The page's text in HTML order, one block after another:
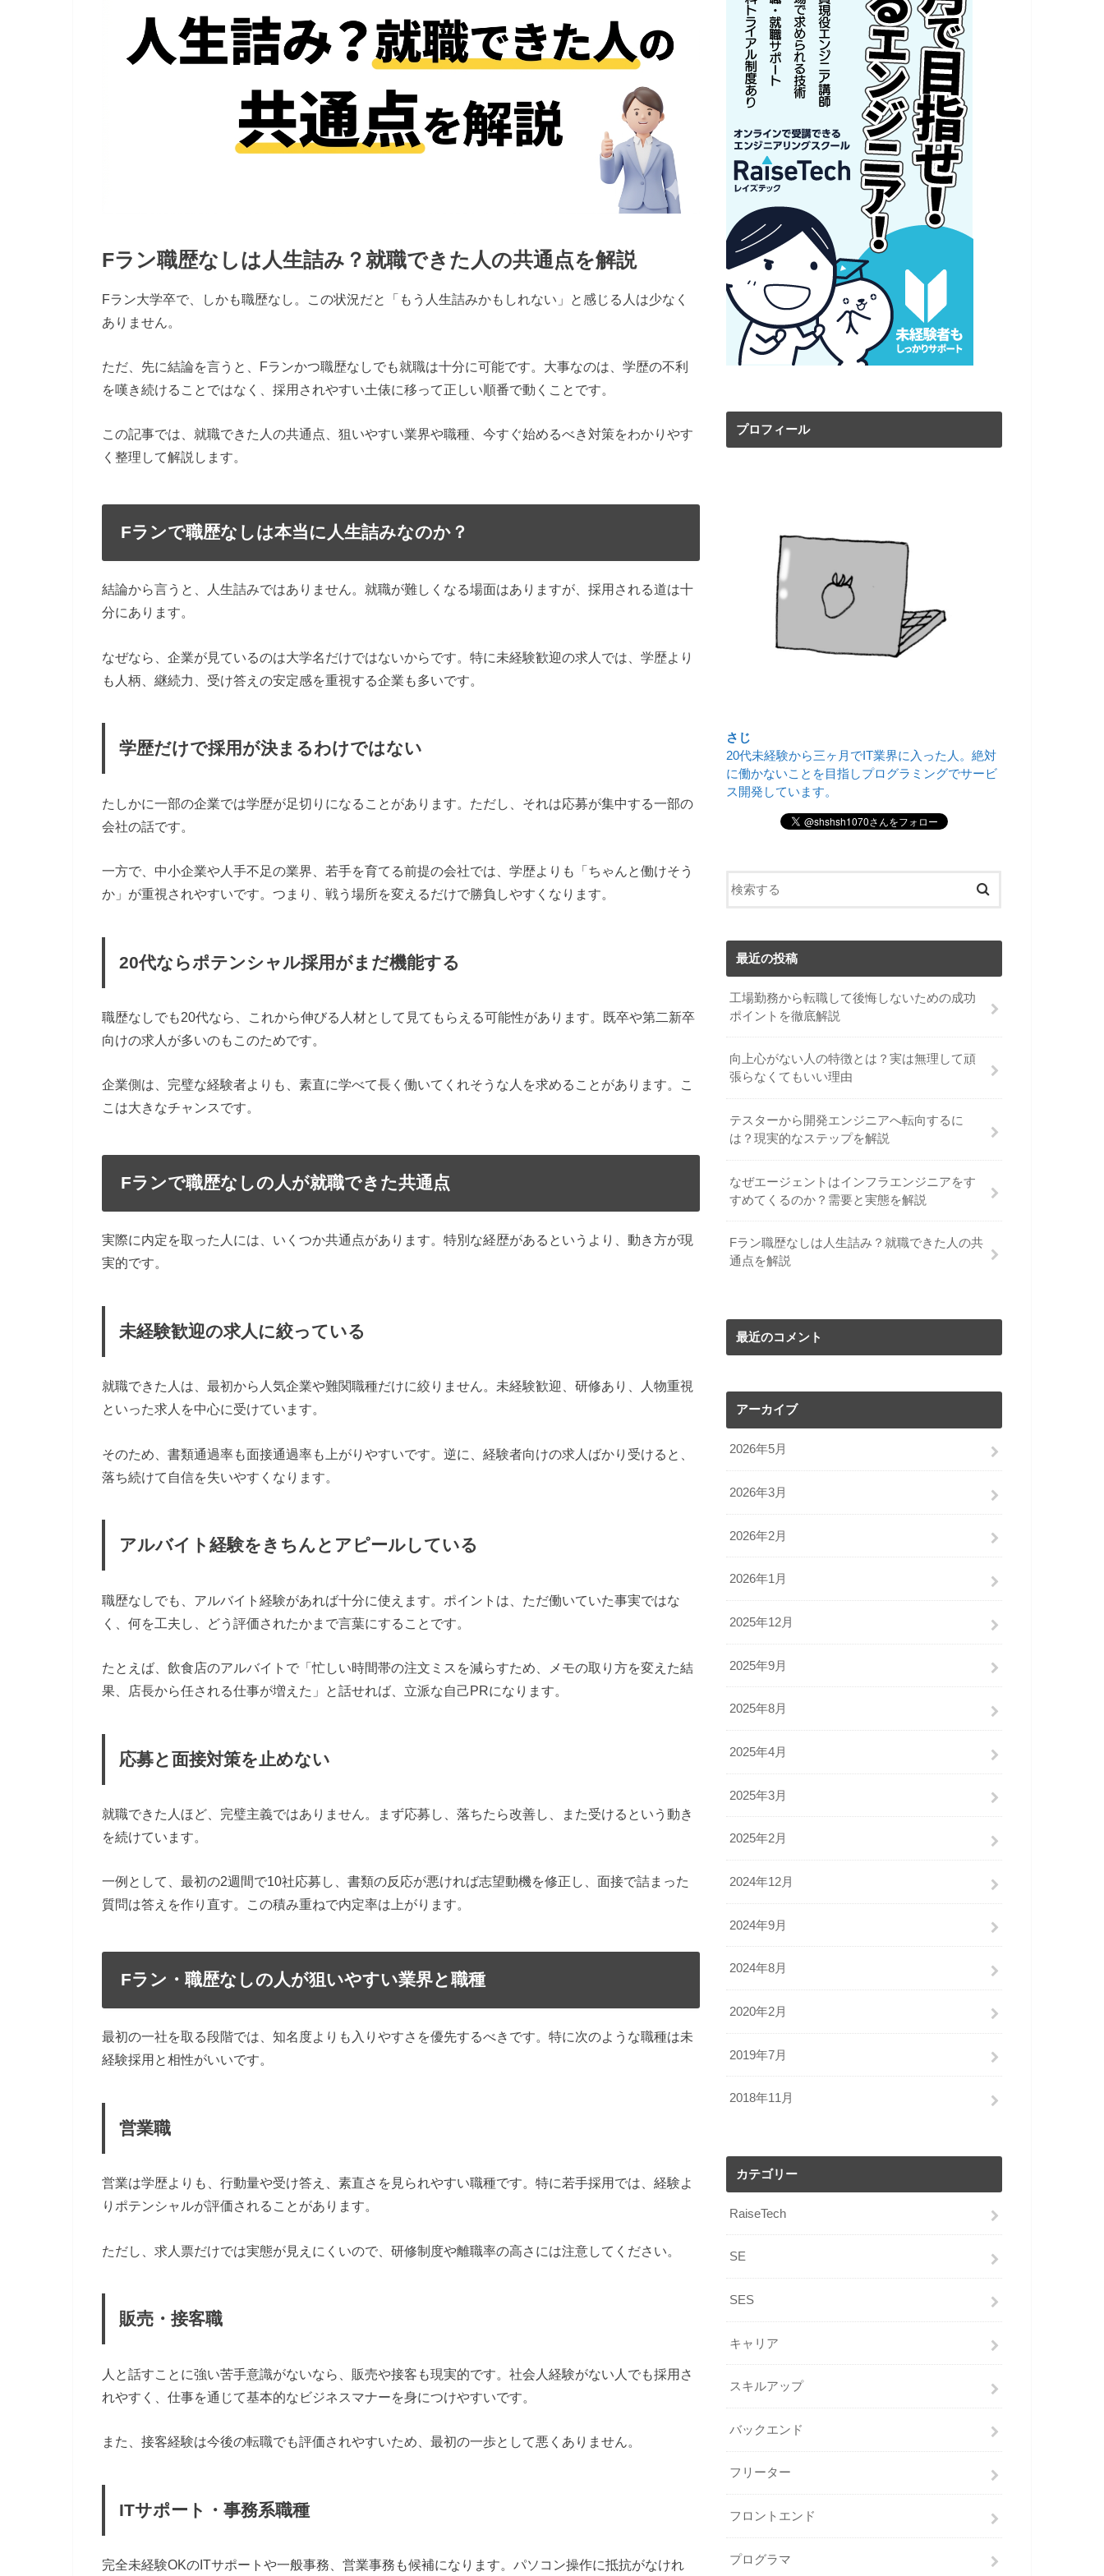
Fラン職歴なしは人生詰み？就職できた人の共通点を解説
Fラン大学卒で、しかも職歴なし。この状況だと「もう人生詰みかもしれない」と感じる人は少なく
ありません。
ただ、先に結論を言うと、Fランかつ職歴なしでも就職は十分に可能です。大事なのは、学歴の不利
を嘆き続けることではなく、採用されやすい土俵に移って正しい順番で動くことです。
この記事では、就職できた人の共通点、狙いやすい業界や職種、今すぐ始めるべき対策をわかりやす
く整理して解説します。
Fランで職歴なしは本当に人生詰みなのか？
結論から言うと、人生詰みではありません。就職が難しくなる場面はありますが、採用される道は十
分にあります。
なぜなら、企業が見ているのは大学名だけではないからです。特に未経験歓迎の求人では、学歴より
も人柄、継続力、受け答えの安定感を重視する企業も多いです。
学歴だけで採用が決まるわけではない
たしかに一部の企業では学歴が足切りになることがあります。ただし、それは応募が集中する一部の
会社の話です。
一方で、中小企業や人手不足の業界、若手を育てる前提の会社では、学歴よりも「ちゃんと働けそう
か」が重視されやすいです。つまり、戦う場所を変えるだけで勝負しやすくなります。
20代ならポテンシャル採用がまだ機能する
職歴なしでも20代なら、これから伸びる人材として見てもらえる可能性があります。既卒や第二新卒
向けの求人が多いのもこのためです。
企業側は、完璧な経験者よりも、素直に学べて長く働いてくれそうな人を求めることがあります。こ
こは大きなチャンスです。
Fランで職歴なしの人が就職できた共通点
実際に内定を取った人には、いくつか共通点があります。特別な経歴があるというより、動き方が現
実的です。
未経験歓迎の求人に絞っている
就職できた人は、最初から人気企業や難関職種だけに絞りません。未経験歓迎、研修あり、人物重視
といった求人を中心に受けています。
そのため、書類通過率も面接通過率も上がりやすいです。逆に、経験者向けの求人ばかり受けると、
落ち続けて自信を失いやすくなります。
アルバイト経験をきちんとアピールしている
職歴なしでも、アルバイト経験があれば十分に使えます。ポイントは、ただ働いていた事実ではな
く、何を工夫し、どう評価されたかまで言葉にすることです。
たとえば、飲食店のアルバイトで「忙しい時間帯の注文ミスを減らすため、メモの取り方を変えた結
果、店長から任される仕事が増えた」と話せれば、立派な自己PRになります。
応募と面接対策を止めない
就職できた人ほど、完璧主義ではありません。まず応募し、落ちたら改善し、また受けるという動き
を続けています。
一例として、最初の2週間で10社応募し、書類の反応が悪ければ志望動機を修正し、面接で詰まった
質問は答えを作り直す。この積み重ねで内定率は上がります。
Fラン・職歴なしの人が狙いやすい業界と職種
最初の一社を取る段階では、知名度よりも入りやすさを優先するべきです。特に次のような職種は未
経験採用と相性がいいです。
営業職
営業は学歴よりも、行動量や受け答え、素直さを見られやすい職種です。特に若手採用では、経験よ
りポテンシャルが評価されることがあります。
ただし、求人票だけでは実態が見えにくいので、研修制度や離職率の高さには注意してください。
販売・接客職
人と話すことに強い苦手意識がないなら、販売や接客も現実的です。社会人経験がない人でも採用さ
れやすく、仕事を通じて基本的なビジネスマナーを身につけやすいです。
また、接客経験は今後の転職でも評価されやすいため、最初の一歩として悪くありません。
ITサポート・事務系職種
完全未経験OKのITサポートや一般事務、営業事務も候補になります。パソコン操作に抵抗がなけれ
プロフィール
さじ
20代未経験から三ヶ月でIT業界に入った人。絶対
に働かないことを目指しプログラミングでサービ
ス開発しています。
最近の投稿
工場勤務から転職して後悔しないための成功
ポイントを徹底解説
向上心がない人の特徴とは？実は無理して頑
張らなくてもいい理由
テスターから開発エンジニアへ転向するに
は？現実的なステップを解説
なぜエージェントはインフラエンジニアをす
すめてくるのか？需要と実態を解説
Fラン職歴なしは人生詰み？就職できた人の共
通点を解説
最近のコメント
アーカイブ
2026年5月
2026年3月
2026年2月
2026年1月
2025年12月
2025年9月
2025年8月
2025年4月
2025年3月
2025年2月
2024年12月
2024年9月
2024年8月
2020年2月
2019年7月
2018年11月
カテゴリー
RaiseTech
SE
SES
キャリア
スキルアップ
バックエンド
フリーター
フロントエンド
プログラマ